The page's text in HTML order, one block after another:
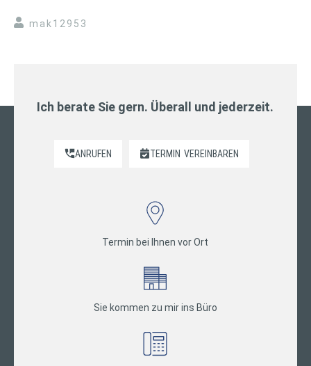
mak12953
Ich berate Sie gern. Überall und jederzeit.
ANRUFEN TERMIN VEREINBAREN
Termin bei Ihnen vor Ort
Sie kommen zu mir ins Büro